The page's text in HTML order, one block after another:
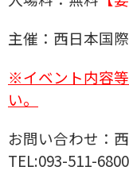
主催：西日本国
※イベント内容
い。
お問い合わせ：
TEL:093-511-6800